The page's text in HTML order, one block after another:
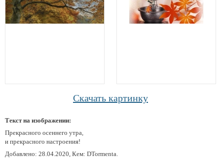
Скачать картинку
Текст на изображении:
Прекрасного осеннего утра,
и прекрасного настроения!
Добавлено: 28.04.2020, Кем: DTormenta.